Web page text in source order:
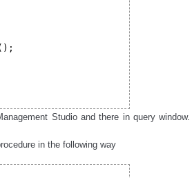
Studio and there in query
in the following way